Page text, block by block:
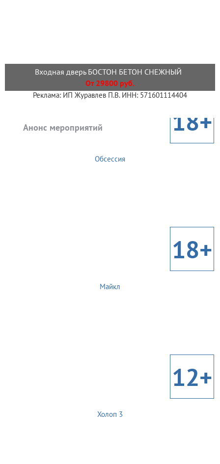
Входная дверь БОСТОН БЕТОН СНЕЖНЫЙ
От 29800 руб.
Реклама: ИП Журавлев П.В. ИНН: 571601114404
Анонс мероприятий 18+
Обсессия
18+
Майкл
12+
Холоп 3